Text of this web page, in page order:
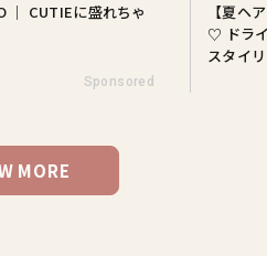
｜ CUTIEに盛れちゃ
Sponsored
【夏ヘ
♡ ドラ
スタイ
MORE